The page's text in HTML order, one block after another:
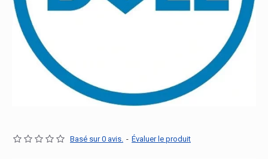
Basé sur 0 avis. - Évaluer le produit